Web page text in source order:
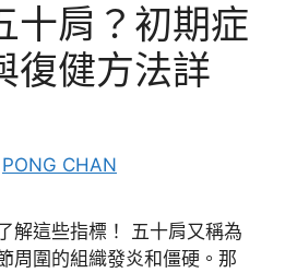
十肩？初期症
復健方法詳
PONG CHAN
解這些指標！ 五十肩又稱為
周圍的組織發炎和僵硬。那